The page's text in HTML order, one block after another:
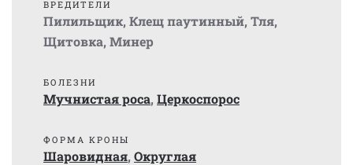
ВРЕДИТЕЛИ
Пилильщик, Клещ паутинный, Тля,
Щитовка, Минер
БОЛЕЗНИ
Мучнистая роса, Церкоспорос
ФОРМА КРОНЫ
Шаровидная, Округлая